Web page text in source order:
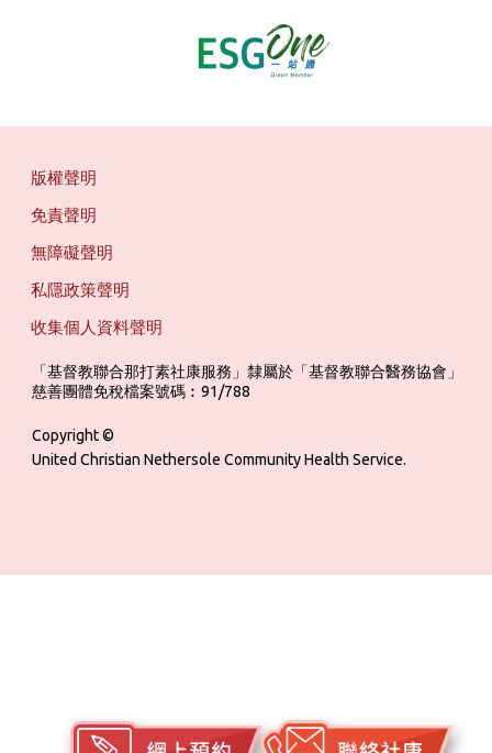
版權聲明
免責聲明
無障礙聲明
私隱政策聲明
收集個人資料聲明
「基督教聯合那打素社康服務」隸屬於「基督教聯合醫務協會」
慈善團體免稅檔案號碼︰91/788
Copyright ©
United Christian Nethersole Community Health Service.